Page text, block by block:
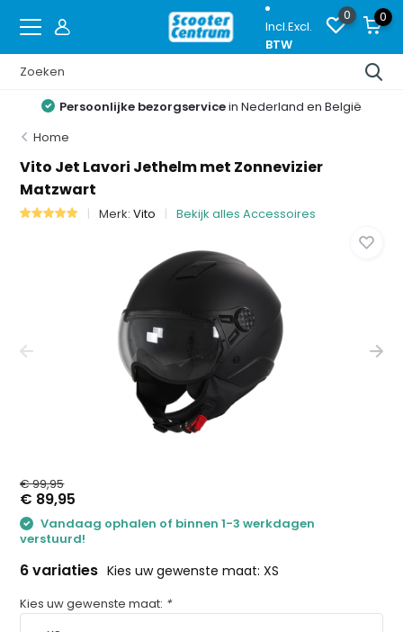
Incl.Excl.
BTW
0 0
Persoonlijke bezorgservicein Nederland en België
Home
Vito Jet Lavori Jethelm met Zonnevizier
Matzwart
Merk:Vito Bekijk alles Accessoires
€ 99,95
€ 89,95
Vandaag ophalen of binnen 1-3 werkdagen
verstuurd!
6 variaties Kies uw gewenste maat: XS
Kies uw gewenste maat: *